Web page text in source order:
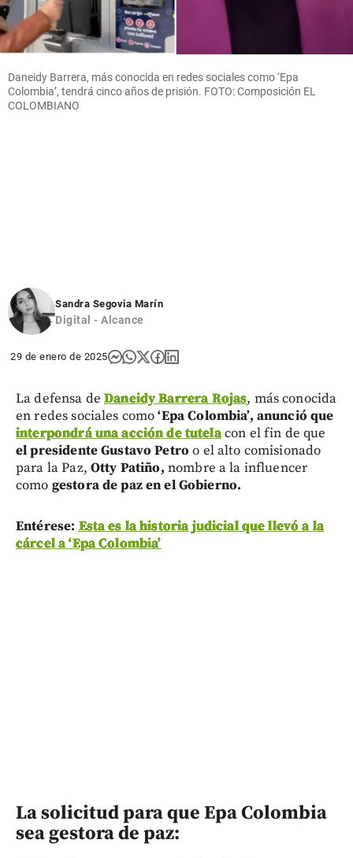
Daneidy Barrera, más conocida en redes sociales como ‘Epa
Colombia’, tendrá cinco años de prisión. FOTO: Composición EL
COLOMBIANO
Sandra Segovia Marín
Digital - Alcance
29 de enero de 2025
La defensa deDaneidy Barrera Rojas, más conocida
en redes sociales como‘Epa Colombia’, anunció que
interpondrá una acción de tutelacon el fin de que
el presidente Gustavo Petro o el alto comisionado
para la Paz, Otty Patiño, nombre a la influencer
como gestora de paz en el Gobierno.
Entérese: Esta es la historia judicial que llevó a la
cárcel a ‘Epa Colombia’
La solicitud para que Epa Colombia
sea gestora de paz: